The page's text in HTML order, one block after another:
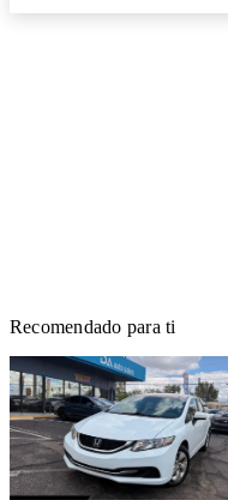
Recomendado para ti